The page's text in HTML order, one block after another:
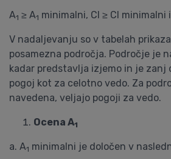
A1 ≥ A1 minimalni, CI ≥ CI minimalni
V nadaljevanju so v tabelah
posamezna področja. Področje je
kadar predstavlja izjemo in je zanj
pogoj kot za celotno vedo. Za
navedena, veljajo pogoji za vedo.
Ocena A1
a. A1 minimalni je določen v